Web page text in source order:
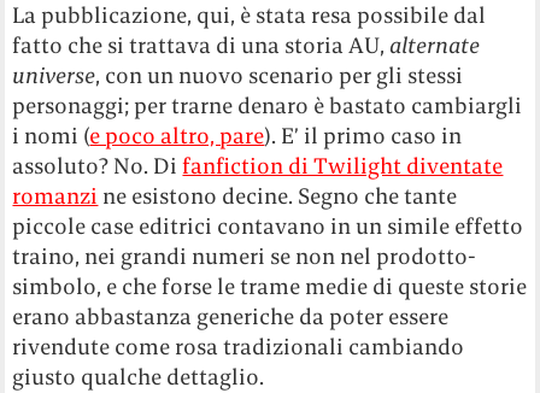
La pubblicazione, qui, è stata resa possibile dal
fatto che si trattava di una storia AU, alternate
universe, con un nuovo scenario per gli stessi
personaggi; per trarne denaro è bastato cambiargli
i nomi (e poco altro, pare). E’ il primo caso in
assoluto? No. Difanfiction di Twilight diventate
romanzi ne esistono decine. Segno che tante
piccole case editrici contavano in un simile effetto
traino, nei grandi numeri se non nel prodotto-
simbolo, e che forse le trame medie di queste storie
erano abbastanza generiche da poter essere
rivendute come rosa tradizionali cambiando
giusto qualche dettaglio.